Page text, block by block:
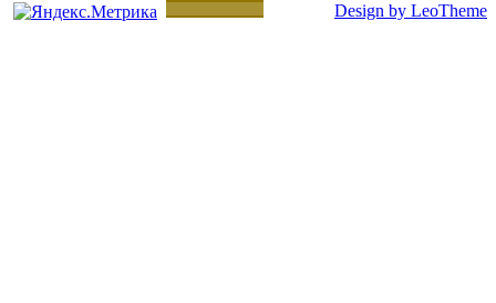
Design by LeoTheme